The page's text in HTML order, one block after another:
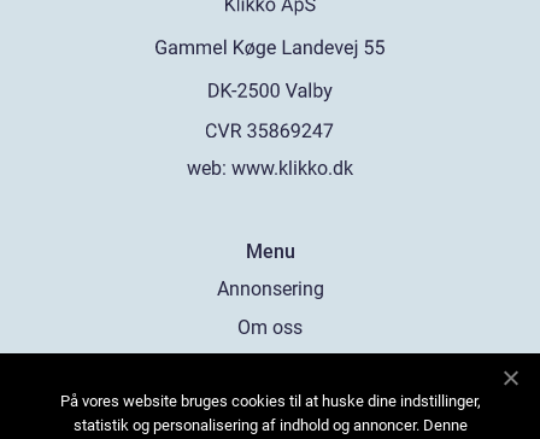
web: www.klikko.dk
Menu
Annonsering
Om oss
Kontakta oss
På vores website bruges cookies til at huske dine indstillinger,
statistik og personalisering af indhold og annoncer. Denne